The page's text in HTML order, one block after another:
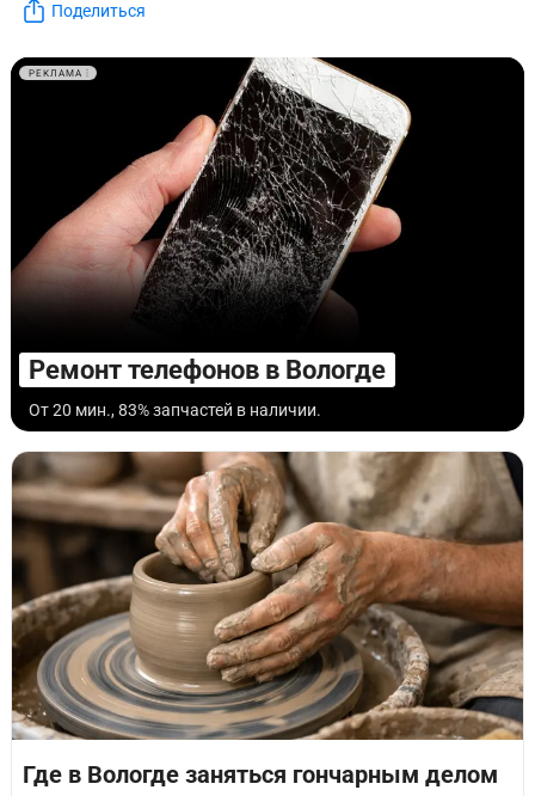
Поделиться
РЕКЛАМА
Ремонт телефонов в Вологде
От 20 мин., 83% запчастей в наличии.
Где в Вологде заняться гончарным делом